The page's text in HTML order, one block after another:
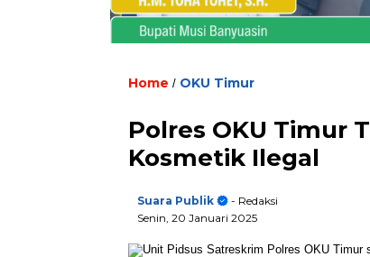
Home / OKU Timur
Polres OKU Timur
Kosmetik Ilegal
Suara Publik
- Redaksi
Senin, 20 Januari 2025